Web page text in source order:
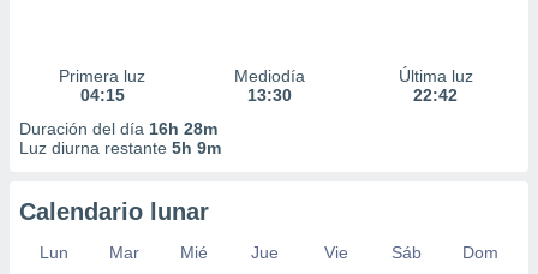
Primera luz
04:15
Mediodía
13:30
Última luz
22:42
Duración del día 16h 28m
Luz diurna restante 5h 9m
Calendario lunar
Lun Mar Mié Jue Vie Sáb
Dom